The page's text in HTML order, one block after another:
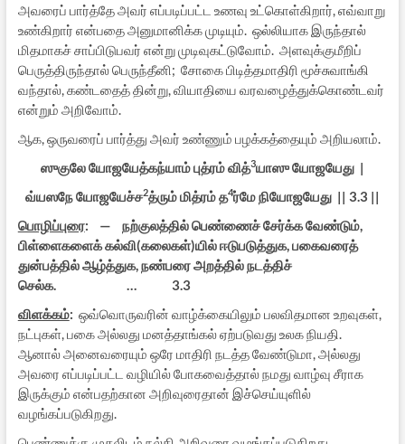
அவரைப் பார்த்தே அவர் எப்படிப்பட்ட உணவு உட்கொள்கிறார், எவ்வாறு
உண்கிறார் என்பதை அனுமானிக்க முடியும். ஒல்லியாக இருந்தால்
மிதமாகச் சாப்பிடுபவர் என்று முடிவுகட்டுவோம். அளவுக்குமீறிப்
பெருத்திருந்தால் பெருந்தீனி; சோகை பிடித்தமாதிரி மூச்சுவாங்கி
வந்தால், கண்டதைத் தின்று, வியாதியை வரவழைத்துக்கொண்டவர்
என்றும் அறிவோம்.
ஆக, ஒருவரைப் பார்த்து அவர் உண்ணும் பழக்கத்தையும் அறியலாம்.
ஸுகுலே யோஜயேத்கந்யாம் புத்ரம் வித்3யாஸு யோஜயேது |
வ்யஸநே யோஜயேச்ச2த்ரும் மித்ரம் த4ர்மே நியோஜயேது || 3.3 ||
பொழிப்புரை: — நற்குலத்தில் பெண்ணைச் சேர்க்க வேண்டும்,
பிள்ளைகளைக் கல்வி(கலைகள்)யில் ஈடுபடுத்துக, பகைவரைத்
துன்பத்தில் ஆழ்த்துக, நண்பரை அறத்தில் நடத்திச்
செல்க. … 3.3
விளக்கம்: ஒவ்வொருவரின் வாழ்க்கையிலும் பலவிதமான உறவுகள்,
நட்புகள், பகை அல்லது மனத்தாங்கல் ஏற்படுவது உலக நியதி.
ஆனால் அனைவரையும் ஒரே மாதிரி நடத்த வேண்டுமா, அல்லது
அவரை எப்படிப்பட்ட வழியில் போகவைத்தால் நமது வாழ்வு சீராக
இருக்கும் என்பதற்கான அறிவுரைதான் இச்செய்யுளில்
வழங்கப்படுகிறது.